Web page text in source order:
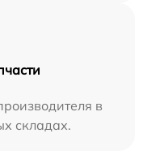
в
складах.